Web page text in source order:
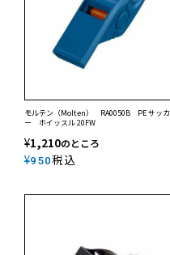
モルテン（Molten） RA0050B PE サッカ
ー ホイッスル 20FW
¥1,210のところ
¥950税込